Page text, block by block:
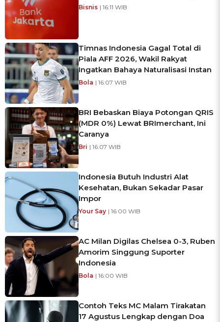
Bisnis | 16:11 WIB
Timnas Indonesia Gagal Total di
Piala AFF 2026, Wakil Rakyat
Ingatkan Bahaya Naturalisasi Instan
Bola | 16:07 WIB
BRI Bebaskan Biaya Potongan QRIS
(MDR 0%) Lewat BRImerchant, Ini
Caranya
Bri | 16:07 WIB
Indonesia Butuh Industri Alat
Kesehatan, Bukan Sekadar Pasar
Impor
Your Say | 16:00 WIB
AC Milan Digilas Chelsea 0-3, Ruben
Amorim Singgung Suporter
Indonesia
Bola | 16:00 WIB
Contoh Teks MC Malam Tirakatan
17 Agustus Lengkap dengan Doa